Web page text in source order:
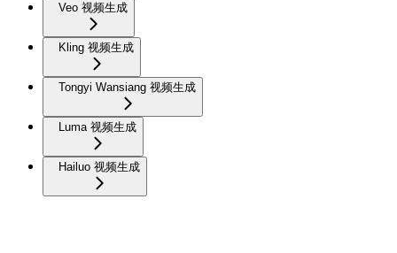
Veo 视频生成
Kling 视频生成
Tongyi Wansiang 视频生成
Luma 视频生成
Hailuo 视频生成